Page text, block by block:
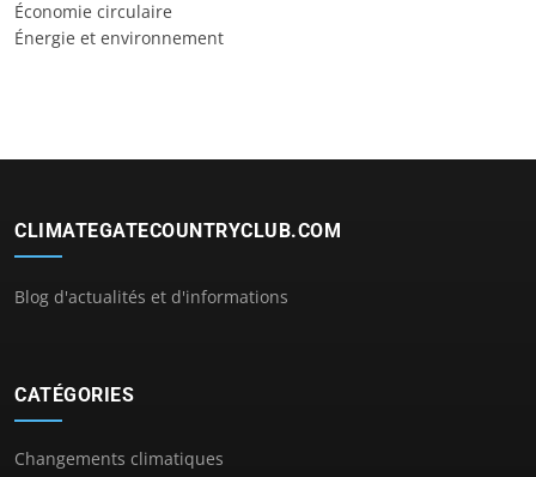
Économie circulaire
Énergie et environnement
CLIMATEGATECOUNTRYCLUB.COM
Blog d'actualités et d'informations
CATÉGORIES
Changements climatiques